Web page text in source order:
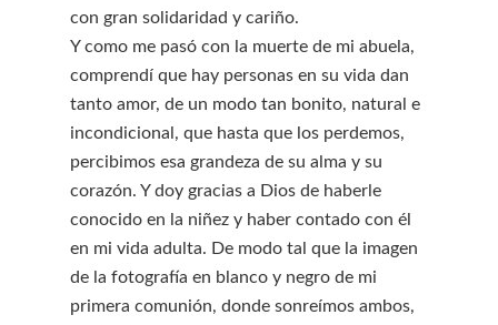
con gran solidaridad y cariño.
Y como me pasó con la muerte de mi abuela,
comprendí que hay personas en su vida dan
tanto amor, de un modo tan bonito, natural e
incondicional, que hasta que los perdemos,
percibimos esa grandeza de su alma y su
corazón. Y doy gracias a Dios de haberle
conocido en la niñez y haber contado con él
en mi vida adulta. De modo tal que la imagen
de la fotografía en blanco y negro de mi
primera comunión, donde sonreímos ambos,